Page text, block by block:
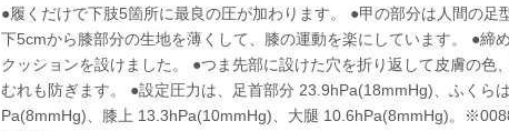
●履くだけで下肢5箇所に最良の圧が加わります。 ●甲の部分は人間の足
下5cmから膝部分の生地を薄くして、膝の運動を楽にしています。 ●締
クッションを設けました。 ●つま先部に設けた穴を折り返して皮膚の色
むれも防ぎます。 ●設定圧力は、足首部分 23.9hPa(18mmHg)、ふくら
Pa(8mmHg)、膝上 13.3hPa(10mmHg)、大腿 10.6hPa(8mmHg)。